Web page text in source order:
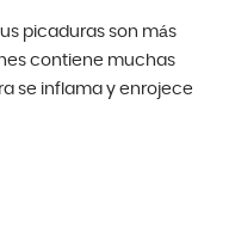
picaduras son más
contiene muchas
se inflama y enrojece